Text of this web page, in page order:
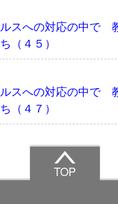
スへの対応の中で
（４５）
スへの対応の中で
（４７）
TOP